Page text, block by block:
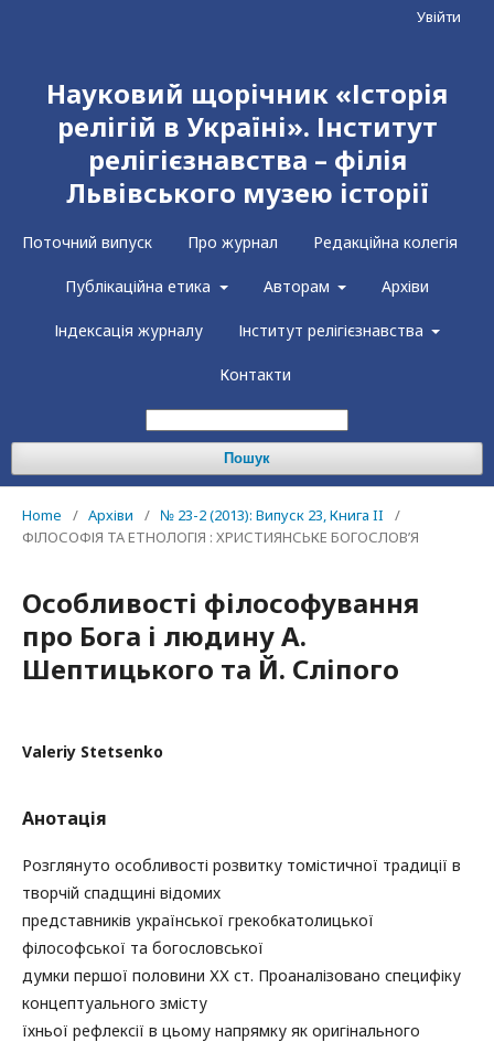
Науковий щорічник «Історія
релігій в Україні». Інститут
релігієзнавства – філія
Львівського музею історії
Поточний випуск Про журнал Редакційна колегія
Публікаційна етика Авторам Архіви
Індексація журналу Інститут релігієзнавства
Контакти
Пошук
Увійти
Home / Архіви / № 23-2 (2013): Випуск 23, Книга II
/
ФІЛОСОФІЯ ТА ЕТНОЛОГІЯ : ХРИСТИЯНСЬКЕ БОГОСЛОВ’Я
Особливості філософування
про Бога і людину А.
Шептицького та Й. Сліпого
Valeriy Stetsenko
Анотація
Розглянуто особливості розвитку томістичної традиції в
творчій спадщині відомих
представників української греко6католицької
філософської та богословської
думки першої половини ХХ ст. Проаналізовано специфіку
концептуального змісту
їхньої рефлексії в цьому напрямку як оригінального